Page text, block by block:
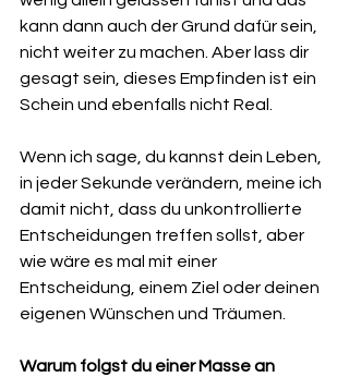
kann dann auch der Grund dafür sein,
nicht weiter zu machen. Aber lass dir
gesagt sein, dieses Empfinden ist ein
Schein und ebenfalls nicht Real.
Wenn ich sage, du kannst dein Leben,
in jeder Sekunde verändern, meine ich
damit nicht, dass du unkontrollierte
Entscheidungen treffen sollst, aber
wie wäre es mal mit einer
Entscheidung, einem Ziel oder deinen
eigenen Wünschen und Träumen.
Warum folgst du einer Masse an